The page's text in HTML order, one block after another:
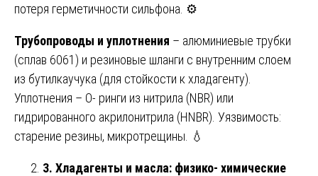
потеря герметичности сильфона. ⚙️
Трубопроводы и уплотнения – алюминиевые трубки
(сплав 6061) и резиновые шланги с внутренним слоем
из бутилкаучука (для стойкости к хладагенту).
Уплотнения – O- ринги из нитрила (NBR) или
гидрированного акрилонитрила (HNBR). Уязвимость:
старение резины, микротрещины. 💧
3. Хладагенты и масла: физико- химические